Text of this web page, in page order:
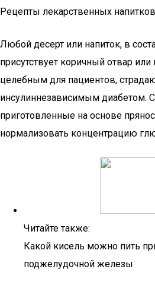
Рецепты лекарственных напитков
Любой десерт или напиток, в
присутствует коричный отвар
целебным для пациентов,
инсулиннезависимым диабетом.
приготовленные на основе
нормализовать концентрацию
Читайте также:
Какой кисель можно пить
поджелудочной железы